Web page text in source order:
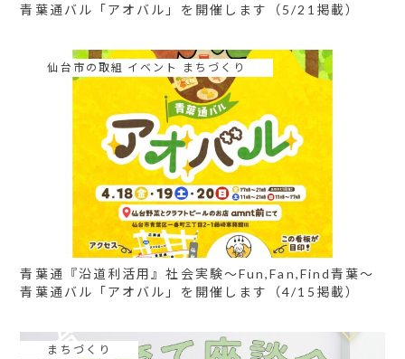
青葉通バル「アオバル」を開催します（5/21掲載）
仙台市の取組 イベント まちづくり
青葉通『沿道利活用』社会実験～Fun,Fan,Find青葉～
青葉通バル「アオバル」を開催します（4/15掲載）
まちづくり